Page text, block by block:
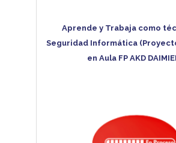
Aprende y Trabaja como
Seguridad Informática
en Aula FP AKD